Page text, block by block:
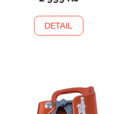
DETAIL